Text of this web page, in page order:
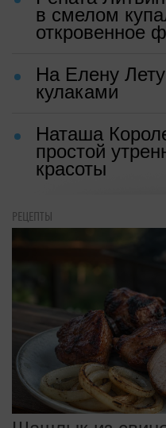
в смелом
откровенное
На Елену
кулаками
Наташа
простой
красоты
РЕЦЕПТЫ